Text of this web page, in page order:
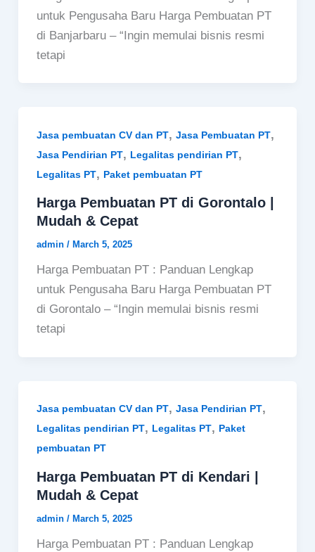
untuk Pengusaha Baru Harga Pembuatan PT
di Banjarbaru – “Ingin memulai bisnis resmi
tetapi
Jasa pembuatan CV dan PT, Jasa Pembuatan PT,
Jasa Pendirian PT, Legalitas pendirian PT,
Legalitas PT, Paket pembuatan PT
Harga Pembuatan PT di Gorontalo |
Mudah & Cepat
admin / March 5, 2025
Harga Pembuatan PT : Panduan Lengkap
untuk Pengusaha Baru Harga Pembuatan PT
di Gorontalo – “Ingin memulai bisnis resmi
tetapi
Jasa pembuatan CV dan PT, Jasa Pendirian PT,
Legalitas pendirian PT, Legalitas PT, Paket
pembuatan PT
Harga Pembuatan PT di Kendari |
Mudah & Cepat
admin / March 5, 2025
Harga Pembuatan PT : Panduan Lengkap